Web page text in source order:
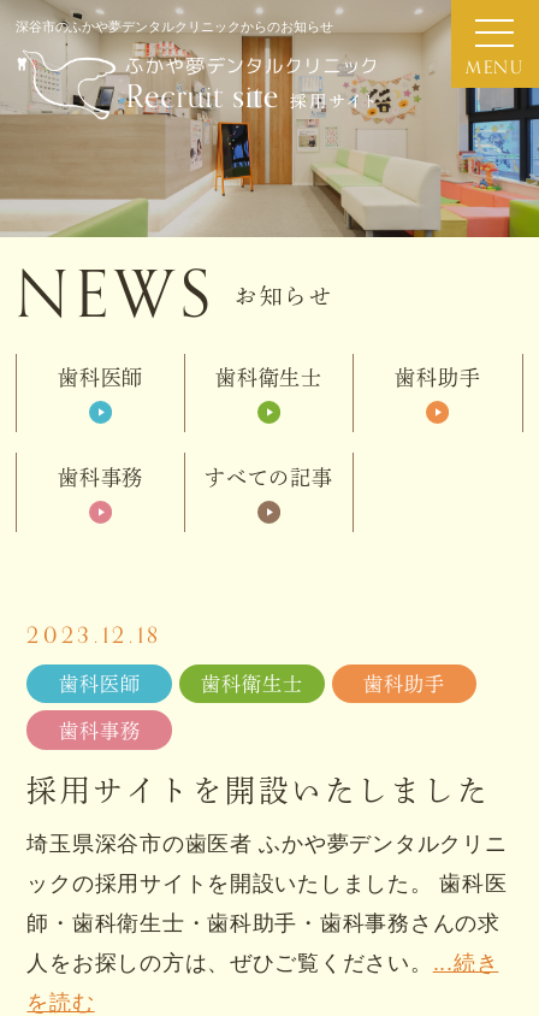
深谷市のふかや夢デンタルクリニックからのお知らせ
NEWS お知らせ
歯科医師 歯科衛生士 歯科助手
歯科事務 すべての記事
2023.12.18
歯科医師 歯科衛生士 歯科助手
歯科事務
採用サイトを開設いたしました
埼玉県深谷市の歯医者 ふかや夢デンタルクリニ
ックの採用サイトを開設いたしました。 歯科医
師・歯科衛生士・歯科助手・歯科事務さんの求
人をお探しの方は、ぜひご覧ください。 ...続き
を読む